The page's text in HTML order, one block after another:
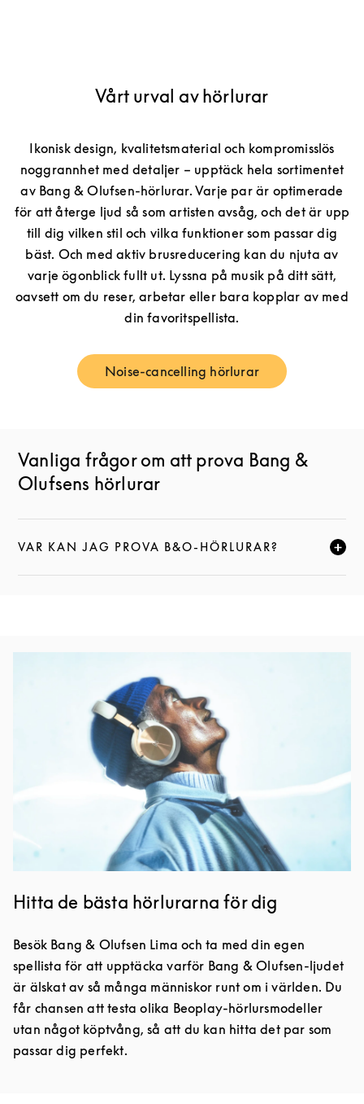
Vårt urval av hörlurar
Ikonisk design, kvalitetsmaterial och kompromisslös
noggrannhet med detaljer – upptäck hela sortimentet
av Bang & Olufsen-hörlurar. Varje par är optimerade
för att återge ljud så som artisten avsåg, och det är upp
till dig vilken stil och vilka funktioner som passar dig
bäst. Och med aktiv brusreducering kan du njuta av
varje ögonblick fullt ut. Lyssna på musik på ditt sätt,
oavsett om du reser, arbetar eller bara kopplar av med
din favoritspellista.
Noise-cancelling hörlurar
Link Opens in New Tab
Vanliga frågor om att prova Bang &
Olufsens hörlurar
VAR KAN JAG PROVA B&O-HÖRLURAR?
KLICKA FÖR ATT EXPANDERA DEN HÄR
Hitta de bästa hörlurarna för dig
Besök Bang & Olufsen Lima och ta med din egen
spellista för att upptäcka varför Bang & Olufsen-ljudet
är älskat av så många människor runt om i världen. Du
får chansen att testa olika Beoplay-hörlursmodeller
utan något köptvång, så att du kan hitta det par som
passar dig perfekt.